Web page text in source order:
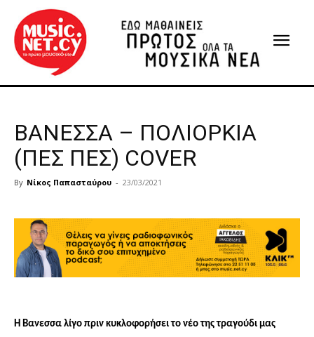
ΒΑΝΕΣΣΑ – ΠΟΛΙΟΡΚΙΑ
(ΠΕΣ ΠΕΣ) COVER
By Νίκος Παπασταύρου - 23/03/2021
Η Βανεσσα λίγο πριν κυκλοφορήσει το νέο της τραγούδι μας